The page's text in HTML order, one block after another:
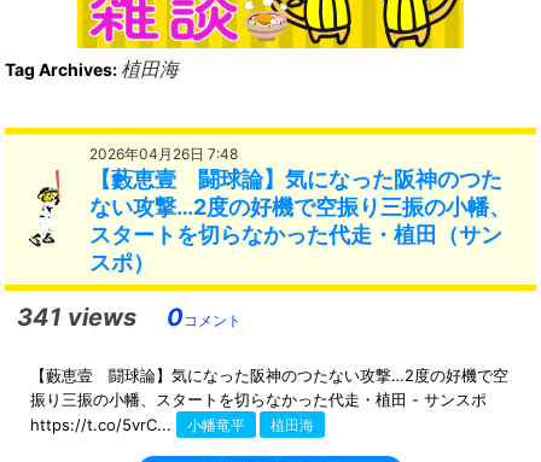
Tag Archives:植田海
2026年04月26日 7:48
【藪恵壹 闘球論】気になった阪神のつた
ない攻撃…2度の好機で空振り三振の小幡、
スタートを切らなかった代走・植田（サン
スポ）
341 views 0コメント
【藪恵壹 闘球論】気になった阪神のつたない攻撃…2度の好機で空
振り三振の小幡、スタートを切らなかった代走・植田 - サンスポ
https://t.co/5vrC...
小幡竜平 植田海